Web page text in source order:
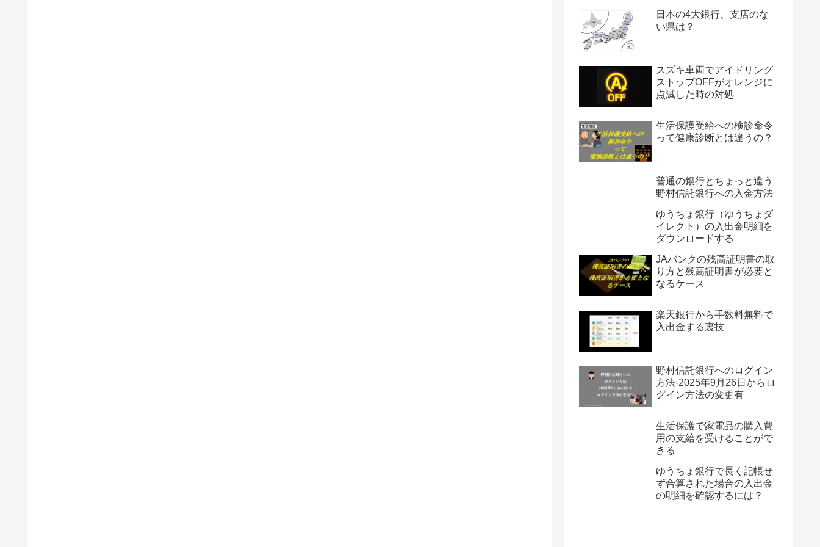
日本の4大銀行、支店のな
い県は？
スズキ車両でアイドリング
ストップOFFがオレンジに
点滅した時の対処
生活保護受給への検診命令
って健康診断とは違うの？
普通の銀行とちょっと違う
野村信託銀行への入金方法
ゆうちょ銀行（ゆうちょダ
イレクト）の入出金明細を
ダウンロードする
JAバンクの残高証明書の取
り方と残高証明書が必要と
なるケース
楽天銀行から手数料無料で
入出金する裏技
野村信託銀行へのログイン
方法-2025年9月26日からロ
グイン方法の変更有
生活保護で家電品の購入費
用の支給を受けることがで
きる
ゆうちょ銀行で長く記帳せ
ず合算された場合の入出金
の明細を確認するには？